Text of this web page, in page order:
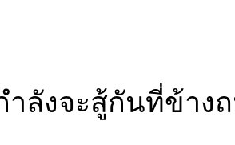
ำลังจะสู้กันที่ข้าง